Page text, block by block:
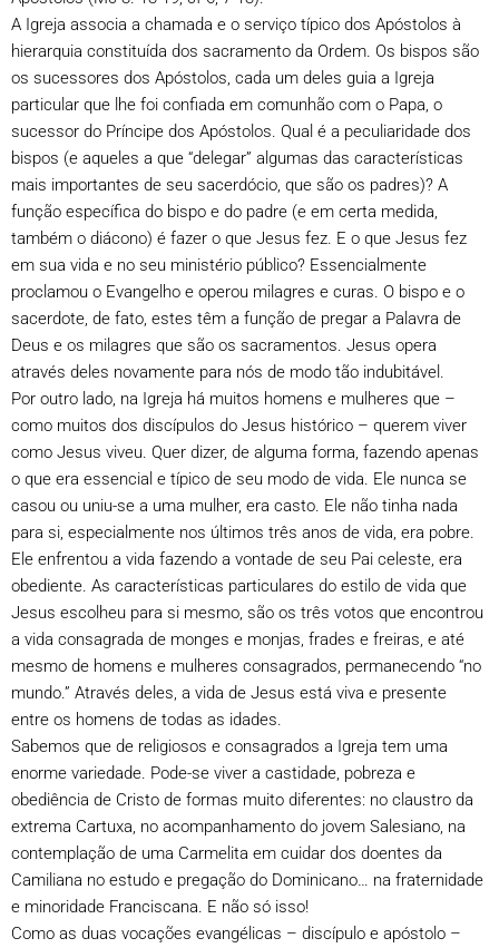
A Igreja associa a chamada e o serviço típico dos Apóstolos à
hierarquia constituída dos sacramento da Ordem. Os bispos são
os sucessores dos Apóstolos, cada um deles guia a Igreja
particular que lhe foi confiada em comunhão com o Papa, o
sucessor do Príncipe dos Apóstolos. Qual é a peculiaridade dos
bispos (e aqueles a que “delegar” algumas das características
mais importantes de seu sacerdócio, que são os padres)? A
função específica do bispo e do padre (e em certa medida,
também o diácono) é fazer o que Jesus fez. E o que Jesus fez
em sua vida e no seu ministério público? Essencialmente
proclamou o Evangelho e operou milagres e curas. O bispo e o
sacerdote, de fato, estes têm a função de pregar a Palavra de
Deus e os milagres que são os sacramentos. Jesus opera
através deles novamente para nós de modo tão indubitável.
Por outro lado, na Igreja há muitos homens e mulheres que –
como muitos dos discípulos do Jesus histórico – querem viver
como Jesus viveu. Quer dizer, de alguma forma, fazendo apenas
o que era essencial e típico de seu modo de vida. Ele nunca se
casou ou uniu-se a uma mulher, era casto. Ele não tinha nada
para si, especialmente nos últimos três anos de vida, era pobre.
Ele enfrentou a vida fazendo a vontade de seu Pai celeste, era
obediente. As características particulares do estilo de vida que
Jesus escolheu para si mesmo, são os três votos que encontrou
a vida consagrada de monges e monjas, frades e freiras, e até
mesmo de homens e mulheres consagrados, permanecendo “no
mundo.” Através deles, a vida de Jesus está viva e presente
entre os homens de todas as idades.
Sabemos que de religiosos e consagrados a Igreja tem uma
enorme variedade. Pode-se viver a castidade, pobreza e
obediência de Cristo de formas muito diferentes: no claustro da
extrema Cartuxa, no acompanhamento do jovem Salesiano, na
contemplação de uma Carmelita em cuidar dos doentes da
Camiliana no estudo e pregação do Dominicano… na fraternidade
e minoridade Franciscana. E não só isso!
Como as duas vocações evangélicas – discípulo e apóstolo –